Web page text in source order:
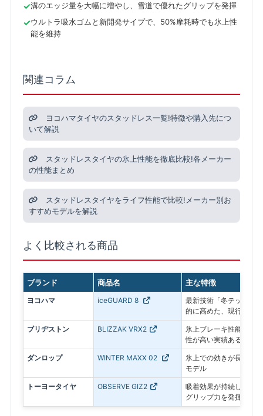
溝のエッジ量を大幅に増やし、雪道で優れたグリップを発揮
ウルトラ吸水ゴムと新開発サイプで、50%摩耗時でも氷上性
能を維持
関連コラム
ヨコハマタイヤのスタッドレス一覧!特徴や購入先につ
いて解説
スタッドレスタイヤの氷上性能を徹底比較!各メーカー
の性能まとめ
スタッドレスタイヤをライフ性能で比較!メーカー別お
すすめモデルを解説
よく比較される商品
ブランド 商品名 主な特徴
ヨコハマ iceGUARD 8
最新技術「冬テック」
的に高めた、現行モデル
ブリヂストン BLIZZAK VRX2
氷上ブレーキ性能に優
性が高い実績あるモデル
ダンロップ WINTER MAXX 02
氷上での効きが長持ち
モデル
トーヨータイヤ OBSERVE GIZ2
吸着効果が持続し、ア
グリップ力を発揮